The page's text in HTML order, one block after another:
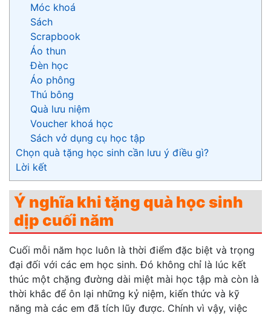
Móc khoá
Sách
Scrapbook
Áo thun
Đèn học
Áo phông
Thú bông
Quà lưu niệm
Voucher khoá học
Sách vở dụng cụ học tập
Chọn quà tặng học sinh cần lưu ý điều gì?
Lời kết
Ý nghĩa khi tặng quà học sinh
dịp cuối năm
Cuối mỗi năm học luôn là thời điểm đặc biệt và trọng
đại đối với các em học sinh. Đó không chỉ là lúc kết
thúc một chặng đường dài miệt mài học tập mà còn là
thời khắc để ôn lại những kỷ niệm, kiến thức và kỹ
năng mà các em đã tích lũy được. Chính vì vậy, việc